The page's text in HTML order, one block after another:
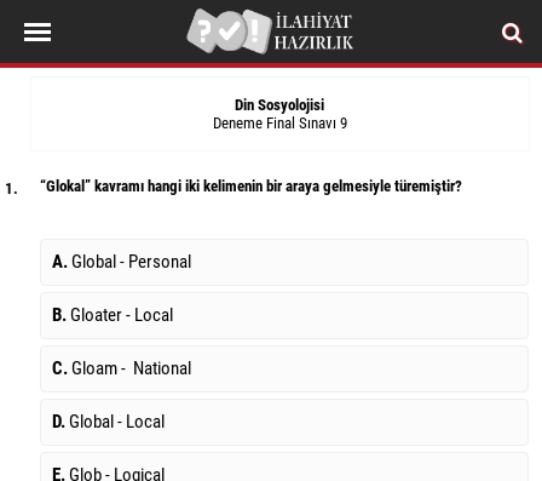
Din Sosyolojisi
Deneme Final Sınavı 9
1. “Glokal” kavramı hangi iki kelimenin bir araya gelmesiyle türemiştir?
A.Global - Personal
B.Gloater - Local
C.Gloam - National
D.Global - Local
E.Glob - Logical